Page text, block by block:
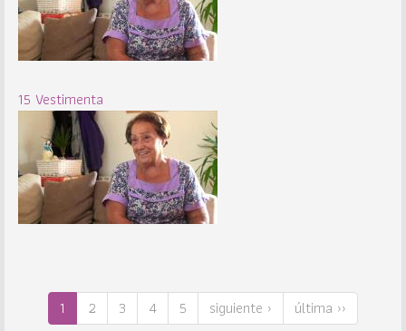
15 Vestimenta
1 2 3 4 5 siguiente › última ››